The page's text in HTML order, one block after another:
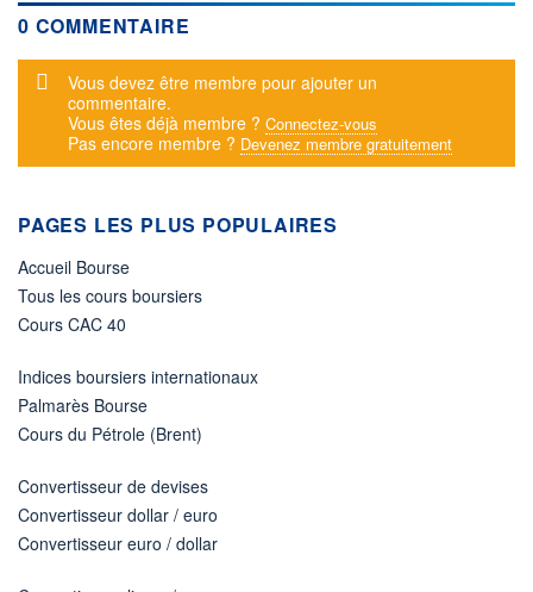
0 COMMENTAIRE
Message d'alerte
Vous devez être membre pour ajouter un
commentaire.
Vous êtes déjà membre ? Connectez-vous
Pas encore membre ? Devenez membre gratuitement
PAGES LES PLUS POPULAIRES
Accueil Bourse
Tous les cours boursiers
Cours CAC 40
Indices boursiers internationaux
Palmarès Bourse
Cours du Pétrole (Brent)
Convertisseur de devises
Convertisseur dollar / euro
Convertisseur euro / dollar